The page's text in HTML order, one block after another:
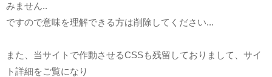
みません..
ですので意味を理解できる方は削除してください...
また、当サイトで作動させるCSSも残留しておりまして、サイ
ト詳細をご覧になり